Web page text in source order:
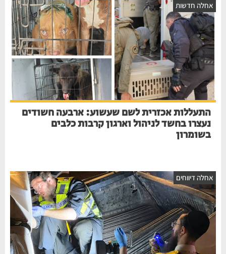
אחלה חדשות
התעללות אכזרית לשם שעשוע: ארבעה חשודים
נעצרו בחשד לניהול וארגון קרבות כלבים
בשומרון
אחלה דיווחים